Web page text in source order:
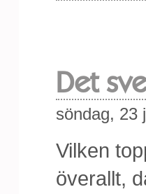
Det
söndag, 23
Vilken
överallt,